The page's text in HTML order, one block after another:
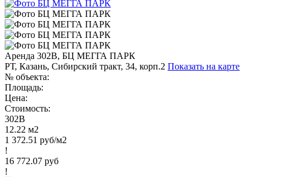
Аренда 302В, БЦ МЕГГА ПАРК
РТ, Казань, Сибирский тракт, 34, корп.2 Показать на карте
№ объекта:
Площадь:
Цена:
Стоимость:
302В
12.22 м2
1 372.51 руб/м2
!
16 772.07 руб
!